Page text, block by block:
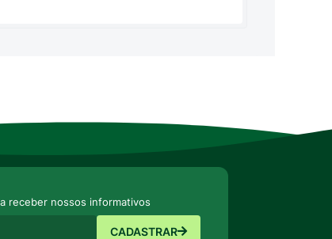
receber nossos informativos
CADASTRAR